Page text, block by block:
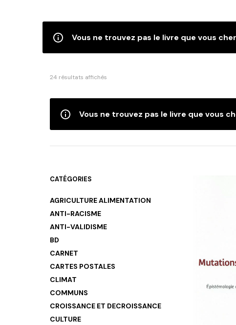
Vous ne trouvez pas le livre que vous
24 résultats affichés
au
ancien
Vous ne trouvez pas le livre que vous
CATÉGORIES
AGRICULTURE ALIMENTATION
ANTI-RACISME
ANTI-VALIDISME
BD
CARNET
CARTES POSTALES
CLIMAT
COMMUNS
CROISSANCE ET DECROISSANCE
CULTURE